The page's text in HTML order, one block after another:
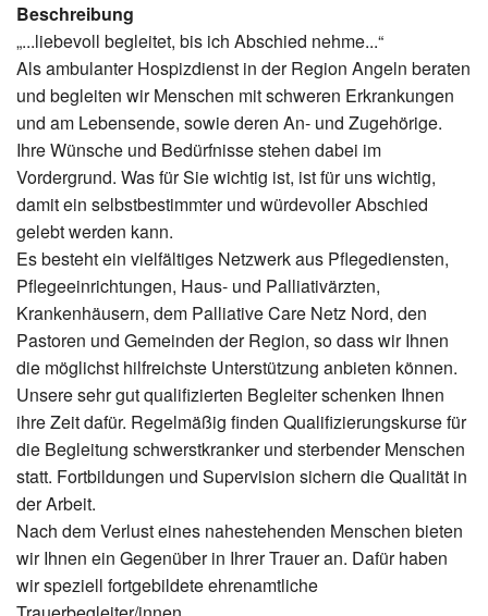
Beschreibung
„...liebevoll begleitet, bis ich Abschied nehme...“
Als ambulanter Hospizdienst in der Region Angeln beraten
und begleiten wir Menschen mit schweren Erkrankungen
und am Lebensende, sowie deren An- und Zugehörige.
Ihre Wünsche und Bedürfnisse stehen dabei im
Vordergrund. Was für Sie wichtig ist, ist für uns wichtig,
damit ein selbstbestimmter und würdevoller Abschied
gelebt werden kann.
Es besteht ein vielfältiges Netzwerk aus Pflegediensten,
Pflegeeinrichtungen, Haus- und Palliativärzten,
Krankenhäusern, dem Palliative Care Netz Nord, den
Pastoren und Gemeinden der Region, so dass wir Ihnen
die möglichst hilfreichste Unterstützung anbieten können.
Unsere sehr gut qualifizierten Begleiter schenken Ihnen
ihre Zeit dafür. Regelmäßig finden Qualifizierungskurse für
die Begleitung schwerstkranker und sterbender Menschen
statt. Fortbildungen und Supervision sichern die Qualität in
der Arbeit.
Nach dem Verlust eines nahestehenden Menschen bieten
wir Ihnen ein Gegenüber in Ihrer Trauer an. Dafür haben
wir speziell fortgebildete ehrenamtliche